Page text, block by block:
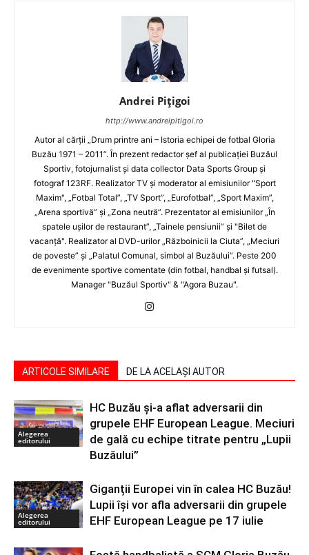
Andrei Pițigoi
http://www.andreipitigoi.ro
Autor al cărţii „Drum printre ani – Istoria echipei de fotbal Gloria
Buzău 1971 – 2011”. În prezent redactor şef al publicaţiei Buzăul
Sportiv, fotojurnalist şi data collector Data Sports Group şi
fotograf 123RF. Realizator TV şi moderator al emisiunilor "Sport
Maxim", „Fotbal Total”, „TV Sport”, „Eurofotbal”, „Sport Maxim”,
„Arena sportivă” şi „Zona neutră”. Prezentator al emisiunilor „În
spatele uşilor de restaurant”, „Tainele pensiunii” şi "Bilet de
vacanţă". Realizator al DVD-urilor „Războinicii la Ciuta”, „Meciuri
de poveste” şi „Palatul Comunal, simbol al Buzăului”. Peste 200
de evenimente sportive comentate (din fotbal, handbal şi futsal).
Manager "Buzăul Sportiv" & "Agora Buzau".
ARTICOLE SIMILARE DE LA ACELAȘI AUTOR
Alegerea
editorului
HC Buzău și-a aflat adversarii din
grupele EHF European League. Meciuri
de gală cu echipe titrate pentru „Lupii
Buzăului”
Alegerea
editorului
Giganții Europei vin în calea HC Buzău!
Lupii își vor afla adversarii din grupele
EHF European League pe 17 iulie